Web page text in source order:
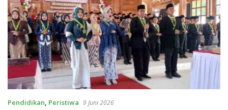
Pendidikan, Peristiwa 9 Juni 2026